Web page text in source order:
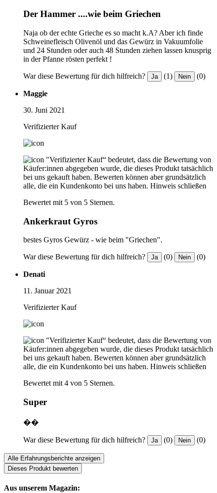
Der Hammer ....wie beim Griechen
Naja ob der echte Grieche es so macht k.A? Aber ich finde
Schweinefleisch Olivenöl und das Gewürz in Vakuumfolie
und 24 Stunden oder auch 48 Stunden ziehen lassen knusprig
in der Pfanne rösten perfekt !
War diese Bewertung für dich hilfreich? Ja (1) Nein (0)
Maggie
30. Juni 2021
Verifizierter Kauf
"Verifizierter Kauf“ bedeutet, dass die Bewertung von
Käufer:innen abgegeben wurde, die dieses Produkt tatsächlich
bei uns gekauft haben. Bewerten können aber grundsätzlich
alle, die ein Kundenkonto bei uns haben. Hinweis schließen
Bewertet mit 5 von 5 Sternen.
Ankerkraut Gyros
bestes Gyros Gewürz - wie beim "Griechen".
War diese Bewertung für dich hilfreich? Ja (0) Nein (0)
Denati
11. Januar 2021
Verifizierter Kauf
"Verifizierter Kauf“ bedeutet, dass die Bewertung von
Käufer:innen abgegeben wurde, die dieses Produkt tatsächlich
bei uns gekauft haben. Bewerten können aber grundsätzlich
alle, die ein Kundenkonto bei uns haben. Hinweis schließen
Bewertet mit 4 von 5 Sternen.
Super
��
War diese Bewertung für dich hilfreich? Ja (0) Nein (0)
Alle Erfahrungsberichte anzeigen
Dieses Produkt bewerten
Aus unserem Magazin: